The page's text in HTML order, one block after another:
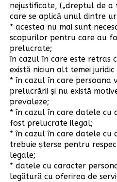
nejustificate, („dreptul de a
care se aplică unul dintre
* acestea nu mai sunt
scopurilor pentru care au
prelucrate;
în cazul în care este retras
există niciun alt temei
* în cazul în care persoana
prelucrării și nu există
prevaleze;
* în cazul în care datele cu
fost prelucrate ilegal;
* în cazul în care datele cu
trebuie șterse pentru
legale;
* datele cu caracter
legătură cu oferirea de